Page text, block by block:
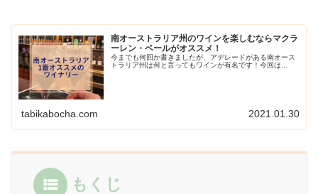
南オーストラリア州のワインを楽しむならマクラ
ーレン・ベールがオススメ！
今までも何回か書きましたが、アデレードがある南オース
トラリア州は何と言ってもワインが有名です！今回は...
tabikabocha.com 2021.01.30
もくじ